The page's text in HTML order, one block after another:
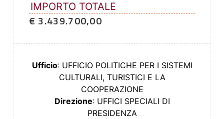
IMPORTO TOTALE
€ 3.439.700,00
Ufficio: UFFICIO POLITICHE PER I SISTEMI
CULTURALI, TURISTICI E LA
COOPERAZIONE
Direzione: UFFICI SPECIALI DI
PRESIDENZA